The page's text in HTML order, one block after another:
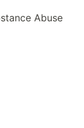
Abuse